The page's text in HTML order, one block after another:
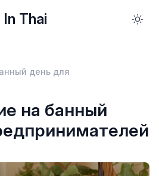
In Thai
день для
на банный